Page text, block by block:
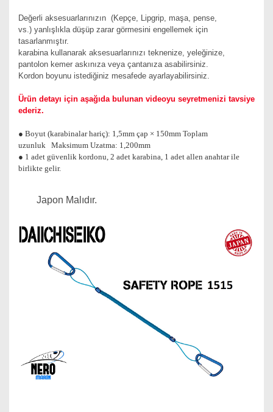
Değerli aksesuarlarınızın (Kepçe, Lipgrip, maşa, pense,
vs.) yanlışlıkla düşüp zarar görmesini engellemek için
tasarlanmıştır.
karabina kullanarak aksesuarlarınızı teknenize, yeleğinize,
pantolon kemer askınıza veya çantanıza asabilirsiniz.
Kordon boyunu istediğiniz mesafede ayarlayabilirsiniz.
Ürün detayı için aşağıda bulunan videoyu seyretmenizi tavsiye
ederiz.
● Boyut (karabinalar hariç): 1,5mm çap × 150mm Toplam
uzunluk Maksimum Uzatma: 1,200mm
● 1 adet güvenlik kordonu, 2 adet karabina, 1 adet allen anahtar ile
birlikte gelir.
Japon Malıdır.